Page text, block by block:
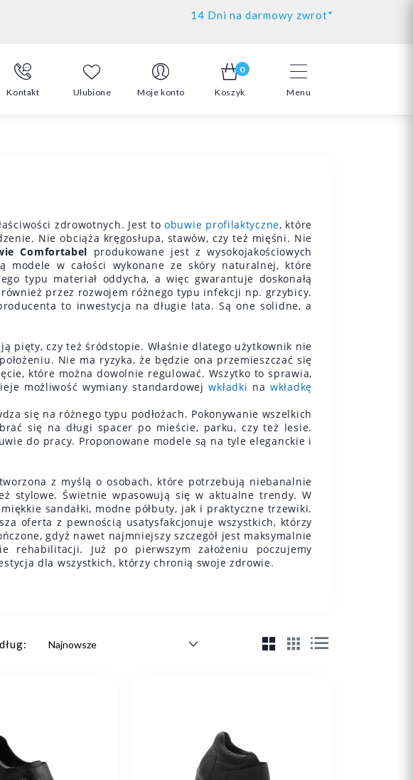
14 Dni na darmowy zwrot*
Menu
Kontakt Ulubione Moje konto
0
Koszyk
zdrowotnych. Jest toobuwie profilaktyczne, które
Nie obciąża kręgosłupa, stawów, czy też mięśni. Nie
Comfortabel produkowane jest z wysokojakościowych
modele w całości wykonane ze skóry naturalnej, które
typu materiał oddycha, a więc gwarantuje doskonałą
przez rozwojem różnego typu infekcji np. grzybicy.
to inwestycja na długie lata. Są one solidne, a
pięty, czy też śródstopie. Właśnie dlatego użytkownik nie
Nie ma ryzyka, że będzie ona przemieszczać się
które można dowolnie regulować. Wszytko to sprawia,
możliwość wymiany standardowejwkładki nawkładkę
się na różnego typu podłożach. Pokonywanie wszelkich
się na długi spacer po mieście, parku, czy też lesie.
do pracy. Proponowane modele są na tyle eleganckie i
z myślą o osobach, które potrzebują niebanalnie
stylowe. Świetnie wpasowują się w aktualne trendy. W
sandałki, modne półbuty, jak i praktyczne trzewiki.
oferta z pewnością usatysfakcjonuje wszystkich, którzy
gdyż nawet najmniejszy szczegół jest maksymalnie
rehabilitacji. Już po pierwszym założeniu poczujemy
dla wszystkich, którzy chronią swoje zdrowie.